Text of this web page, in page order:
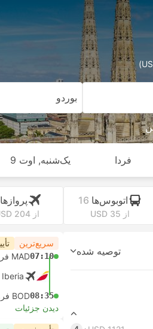
بوردو
فردا یک‌شنبه, اوت 9
اتوبوس‌ها 16
از USD 35
پرواز‌ها
از USD 204
توصیه شده
سریع‌ترین
07:10MAD فرودگاه مادرید
Iberia
08:35BOD فرودگاه بوردو مرینیاک
دیدن جزئیات